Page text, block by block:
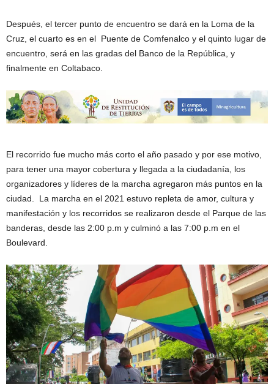
Después, el tercer punto de encuentro se dará en la Loma de la
Cruz, el cuarto es en el Puente de Comfenalco y el quinto lugar de
encuentro, será en las gradas del Banco de la República, y
finalmente en Coltabaco.
El recorrido fue mucho más corto el año pasado y por ese motivo,
para tener una mayor cobertura y llegada a la ciudadanía, los
organizadores y líderes de la marcha agregaron más puntos en la
ciudad. La marcha en el 2021 estuvo repleta de amor, cultura y
manifestación y los recorridos se realizaron desde el Parque de las
banderas, desde las 2:00 p.m y culminó a las 7:00 p.m en el
Boulevard.